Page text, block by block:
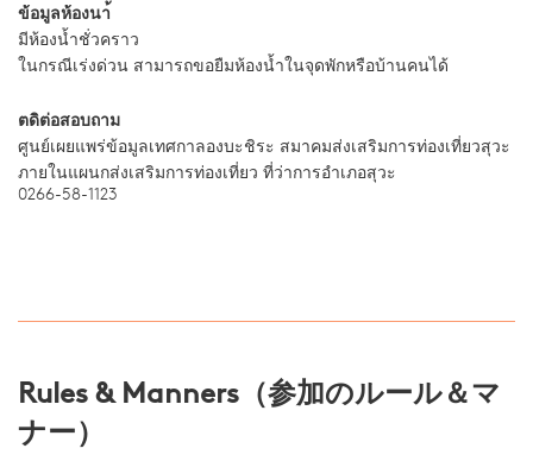
ข้อมูลห้องนา้
มีห้องน้ำชั่วคราว
ในกรณีเร่งด่วน สามารถขอยืมห้องน้ำในจุดพักหรือบ้านคนได้
ตดิต่อสอบถาม
ศูนย์เผยแพร่ข้อมูลเทศกาลองบะชิระ สมาคมส่งเสริมการท่องเที่ยวสุวะ
ภายในแผนกส่งเสริมการท่องเที่ยว ที่ว่าการอำเภอสุวะ
0266-58-1123
Rules & Manners（参加のルール＆マ
ナー）